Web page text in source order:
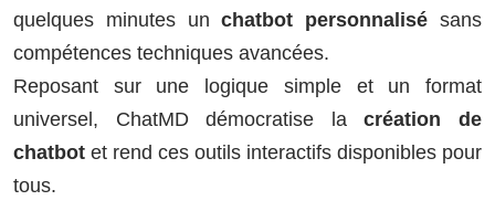
quelques minutes unchatbot personnalisé sans
compétences techniques avancées.
Reposant sur une logique simple et un format
universel, ChatMD démocratise lacréation de
chatbot et rend ces outils interactifs disponibles pour
tous.